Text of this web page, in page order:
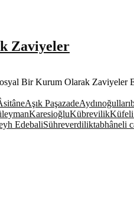
Zaviyeler
Bir Kurum Olarak Zaviyeler
Aşık PaşazadeAydınoğulları
KaresioğluKübrevilikKüfeli
EdebaliSühreverdiliktabhâneli